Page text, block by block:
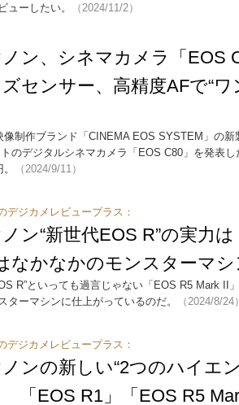
ューしたい。
（2024/11/2）
ノン、シネマカメラ「
センサー、高精度AFで“
像制作ブランド「CINEMA EOS SYSTEM」の
のデジタルシネマカメラ「EOS C80」を発表
（2024/9/11）
デジカメレビュープラス：
ン“新世代EOS R”の実力
なかなかのモンスターマ
R”といっても過言じゃない「EOS R5 Mark II
ターマシンに仕上がっているのだ。
（2024/8/24
デジカメレビュープラス：
ンの新しい“2つのハイエ
「EOS R1」「EOS R5